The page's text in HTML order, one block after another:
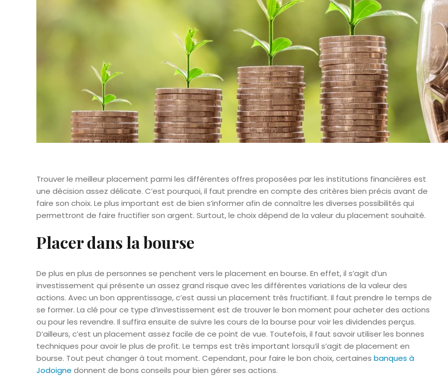
Trouver le meilleur placement parmi les différentes offres proposées par les institutions financières est
une décision assez délicate. C’est pourquoi, il faut prendre en compte des critères bien précis avant de
faire son choix. Le plus important est de bien s’informer afin de connaître les diverses possibilités qui
permettront de faire fructifier son argent. Surtout, le choix dépend de la valeur du placement souhaité.
Placer dans la bourse
De plus en plus de personnes se penchent vers le placement en bourse. En effet, il s’agit d’un
investissement qui présente un assez grand risque avec les différentes variations de la valeur des
actions. Avec un bon apprentissage, c’est aussi un placement très fructifiant. Il faut prendre le temps de
se former. La clé pour ce type d’investissement est de trouver le bon moment pour acheter des actions
ou pour les revendre. Il suffira ensuite de suivre les cours de la bourse pour voir les dividendes perçus.
D’ailleurs, c’est un placement assez facile de ce point de vue. Toutefois, il faut savoir utiliser les bonnes
techniques pour avoir le plus de profit. Le temps est très important lorsqu’il s’agit de placement en
bourse. Tout peut changer à tout moment. Cependant, pour faire le bon choix, certaines banques à
Jodoigne donnent de bons conseils pour bien gérer ses actions.